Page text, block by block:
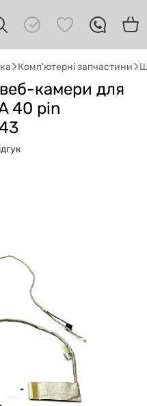
Комп'ютерні запчастини
камери для
40 pin